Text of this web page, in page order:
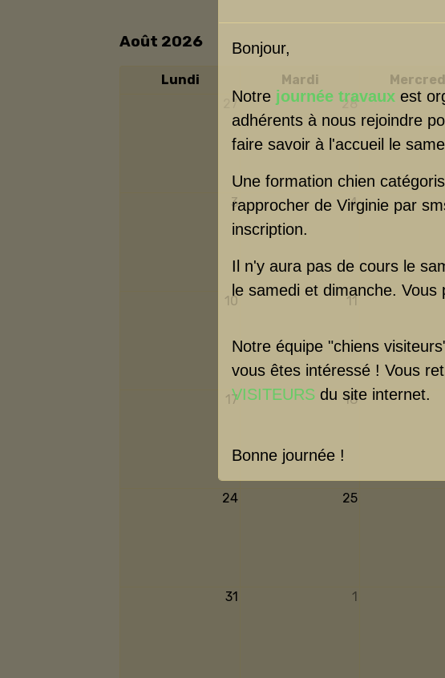
Août 2026
Lundi Mardi
27
28
3 4
10 11
17 18
24 25
31 1
Bonjour,
Notre journée travaux est
adhérents à nous rejoindre
faire savoir à l'accueil le
Une formation chien
rapprocher de Virginie par
inscription.
Il n'y aura pas de cours le
le samedi et dimanche.
Notre équipe "chiens
vous êtes intéressé ! Vous
VISITEURS du site internet.
Bonne journée !